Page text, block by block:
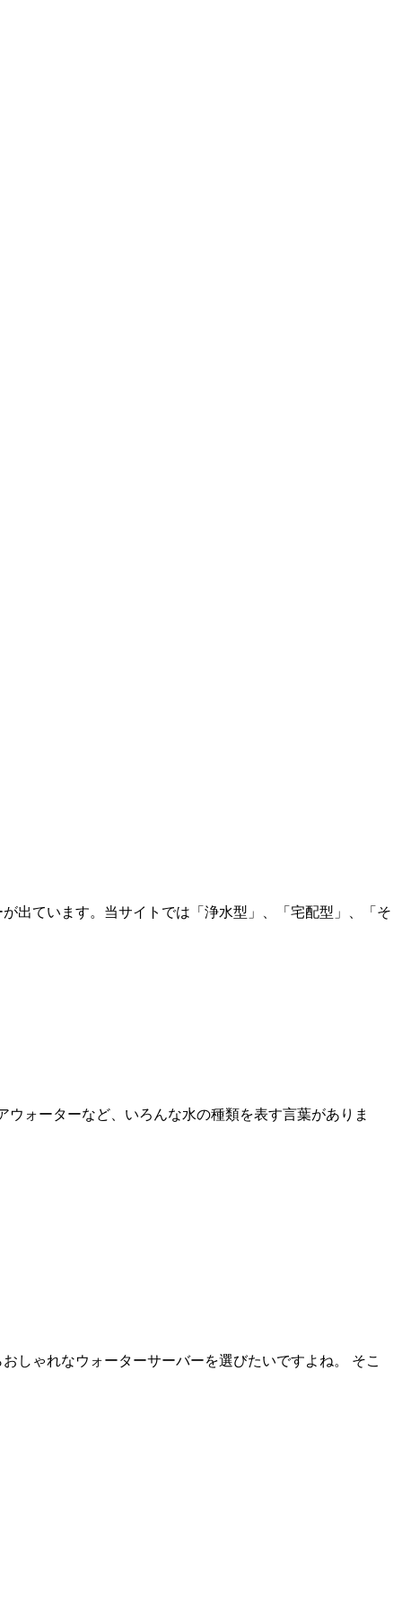
出ています。当サイトでは「浄水型」、「宅配型」、「そ
ォーターなど、いろんな水の種類を表す言葉がありま
しゃれなウォーターサーバーを選びたいですよね。 そこ